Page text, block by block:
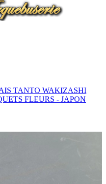
TANTO WAKIZASHI
FLEURS - JAPON